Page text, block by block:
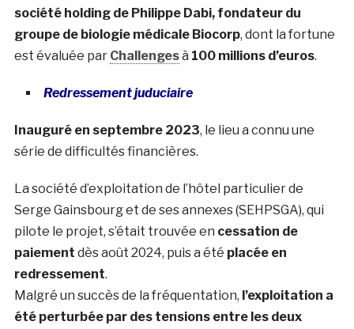
société holding de Philippe Dabi, fondateur du
groupe de biologie médicale Biocorp, dont la fortune
est évaluée par Challengesà 100 millions d’euros.
Redressement juduciaire
Inauguré en septembre 2023, le lieu a connu une
série de difficultés financières.
La société d’exploitation de l’hôtel particulier de
Serge Gainsbourg et de ses annexes (SEHPSGA), qui
pilote le projet, s’était trouvée en cessation de
paiement dès août 2024, puis a été placée en
redressement.
Malgré un succès de la fréquentation, l’exploitation a
été perturbée par des tensions entre les deux